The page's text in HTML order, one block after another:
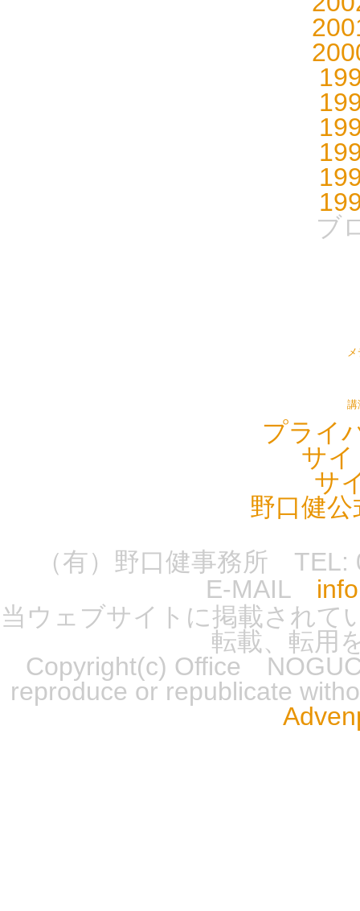
ブ
講
プライ
サ
サ
野口健
（有）野口健事務所 TEL:
E-MAIL
当ウェブサイトに掲載されて
転載、転用
Copyright(c) Office
reproduce or republicate